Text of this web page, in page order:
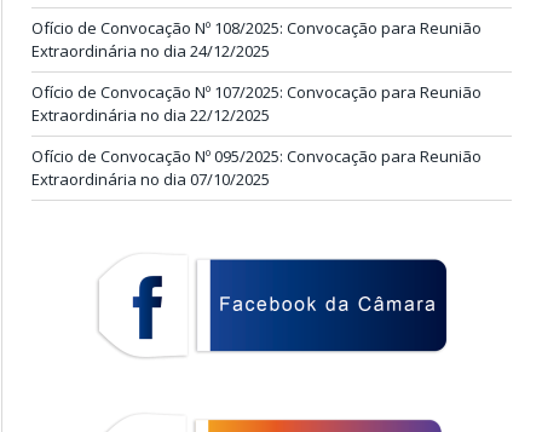
Ofício de Convocação Nº 108/2025: Convocação para Reunião
Extraordinária no dia 24/12/2025
Ofício de Convocação Nº 107/2025: Convocação para Reunião
Extraordinária no dia 22/12/2025
Ofício de Convocação Nº 095/2025: Convocação para Reunião
Extraordinária no dia 07/10/2025